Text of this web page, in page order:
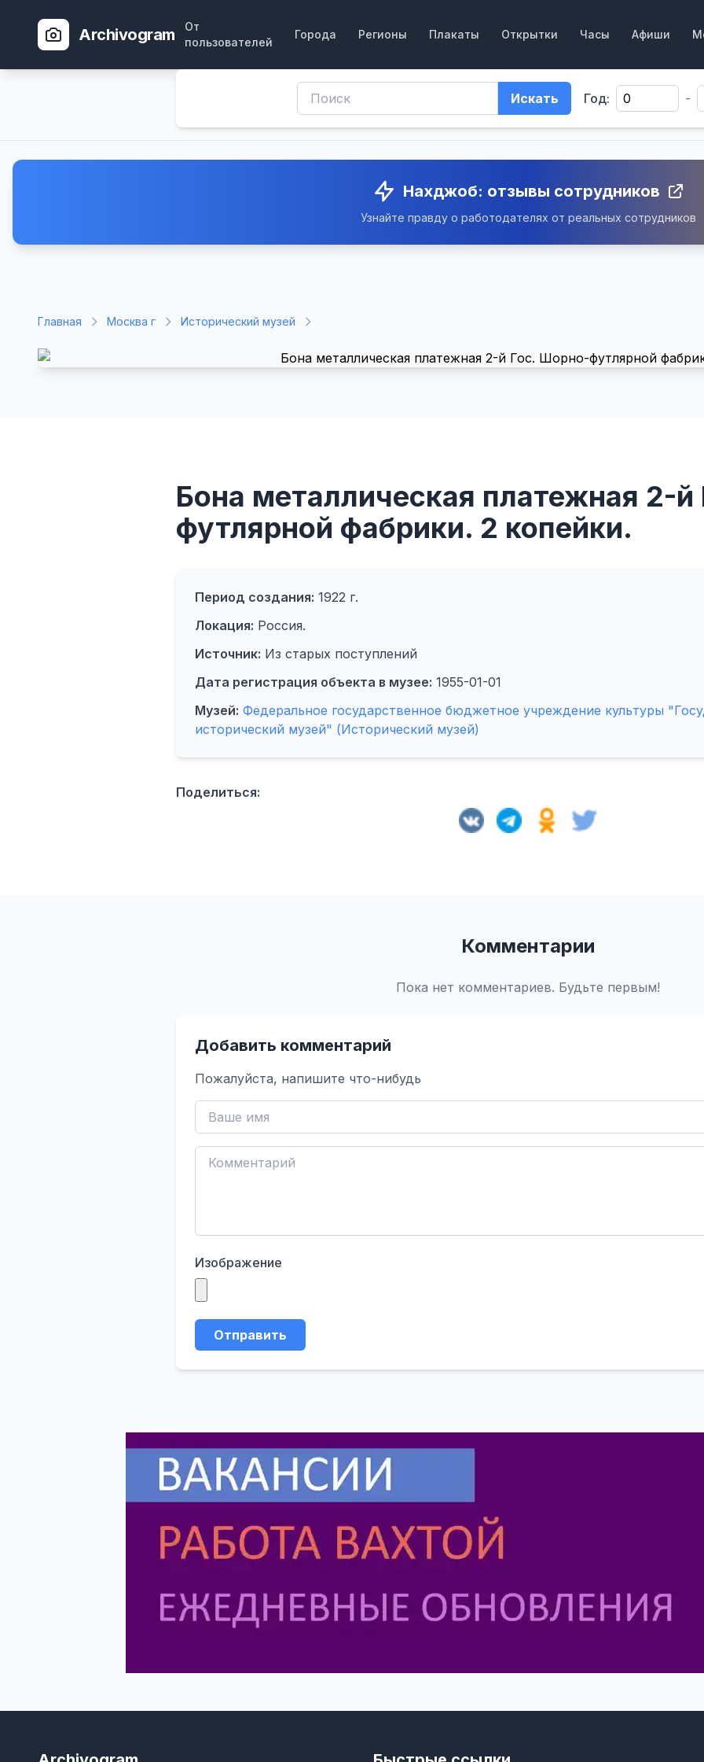
Archivogram
От
пользователей
Города Регионы Плакаты Открытки Часы Афиши
Искать Год: -
Нахджоб: отзывы сотрудников
Узнайте правду о работодателях от реальных сотрудников
Главная Москва г Исторический музей
Бона металлическая платежная 2-
футлярной фабрики. 2 копейки.
Период создания: 1922 г.
Локация: Россия.
Источник: Из старых поступлений
Дата регистрация объекта в музее: 1955-01-01
Музей: Федеральное государственное бюджетное учреждение культуры
исторический музей" (Исторический музей)
Поделиться:
Комментарии
Пока нет комментариев. Будьте первым!
Добавить комментарий
Пожалуйста, напишите что-нибудь
Изображение
Отправить